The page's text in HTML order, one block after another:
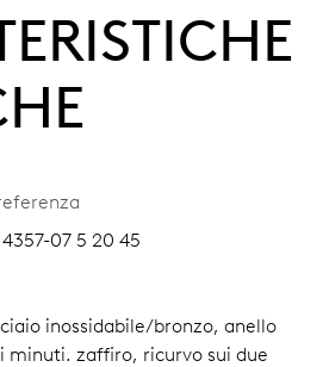
4357-07 5 20 45
inossidabile/bronzo, anello
minuti. zaffiro, ricurvo sui due